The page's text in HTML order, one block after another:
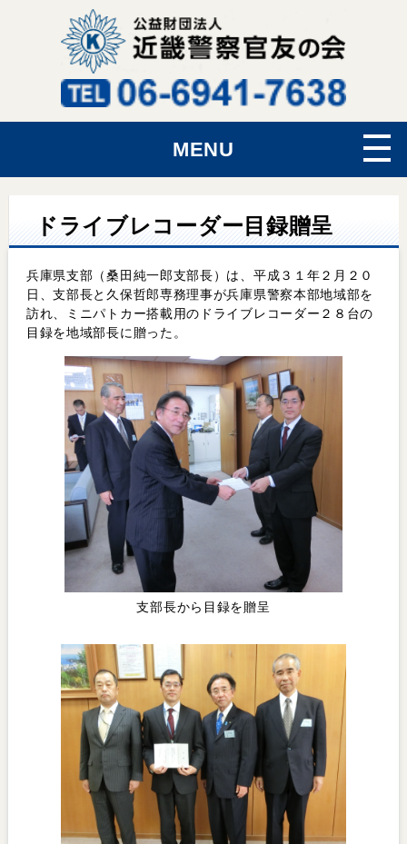
MENU
ドライブレコーダー目録贈呈
兵庫県支部（桑田純一郎支部長）は、平成３１年２月２０
日、支部長と久保哲郎専務理事が兵庫県警察本部地域部を
訪れ、ミニパトカー搭載用のドライブレコーダー２８台の
目録を地域部長に贈った。
支部長から目録を贈呈